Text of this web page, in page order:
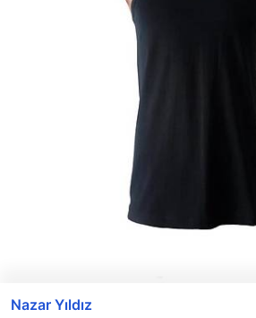
Nazar Yıldız